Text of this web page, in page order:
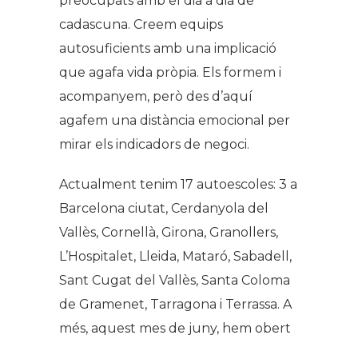
cadascuna. Creem equips
autosuficients amb una implicació
que agafa vida pròpia. Els formem i
acompanyem, però des d’aquí
agafem una distància emocional per
mirar els indicadors de negoci.
Actualment tenim 17 autoescoles: 3 a
Barcelona ciutat, Cerdanyola del
Vallès, Cornellà, Girona, Granollers,
L’Hospitalet, Lleida, Mataró, Sabadell,
Sant Cugat del Vallès, Santa Coloma
de Gramenet, Tarragona i Terrassa. A
més, aquest mes de juny, hem obert